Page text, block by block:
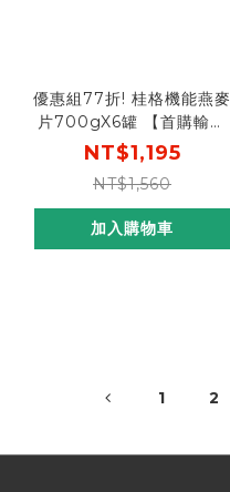
優惠組77折! 桂格機能燕麥
片700gX6罐 【首購輸入
n100折$100】
NT$1,195
NT$1,560
加入購物車
1 2